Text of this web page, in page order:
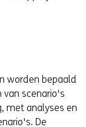
worden bepaald
van scenario's
met analyses en
De